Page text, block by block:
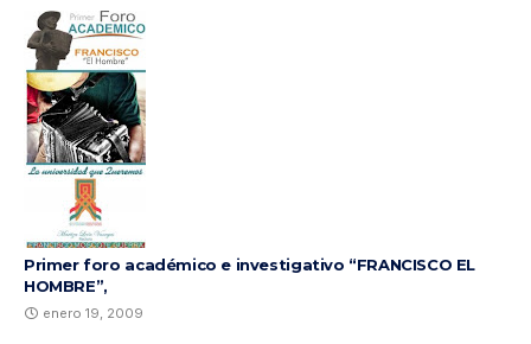
Primer foro académico e investigativo “FRANCISCO EL
HOMBRE”,
enero 19, 2009